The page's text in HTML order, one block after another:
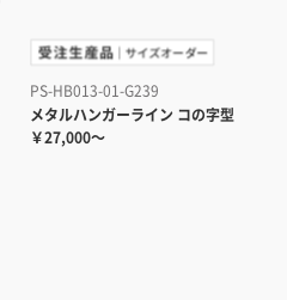
PS-HB013-01-G239
メタルハンガーライン コの字型
￥27,000～